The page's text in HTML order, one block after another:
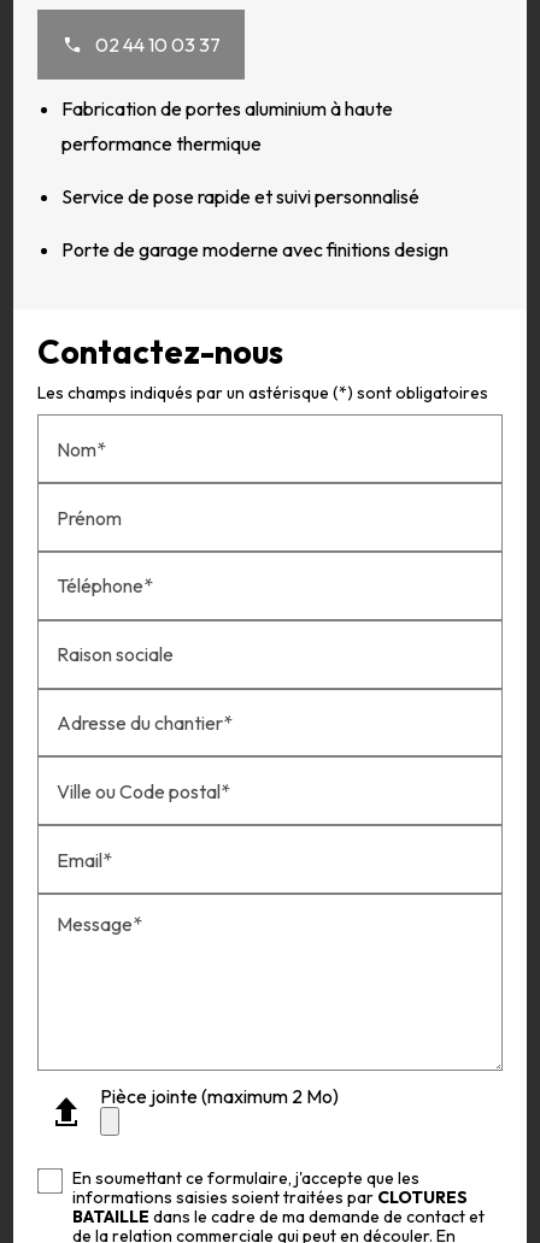
02 44 10 03 37
Fabrication de portes aluminium à haute
performance thermique
Service de pose rapide et suivi personnalisé
Porte de garage moderne avec finitions design
Contactez-nous
Les champs indiqués par un astérisque (*) sont obligatoires
Nom*
Prénom
Téléphone*
Raison sociale
Adresse du chantier*
Ville ou Code postal*
Email*
Message*
Pièce jointe (maximum 2 Mo)
En soumettant ce formulaire, j'accepte que les
informations saisies soient traitées par CLOTURES
BATAILLE dans le cadre de ma demande de contact et
de la relation commerciale qui peut en découler.En